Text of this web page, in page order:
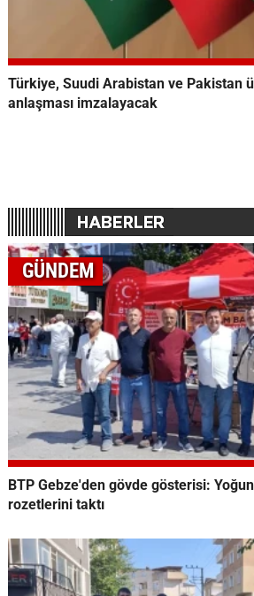
Türkiye, Suudi Arabistan ve Pakistan
anlaşması imzalayacak
GÜNDEM
BTP Gebze'den gövde gösterisi:
rozetlerini taktı